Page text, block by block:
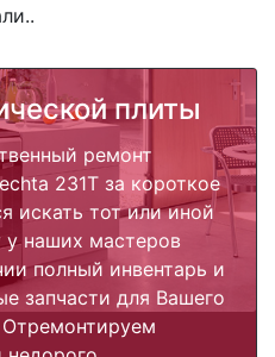
плиты
ремонт
231T за короткое
искать тот или иной
у наших мастеров
полный инвентарь и
запчасти для Вашего